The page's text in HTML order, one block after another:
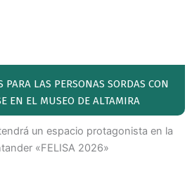
PARA LAS PERSONAS SORDAS CON
EN EL MUSEO DE ALTAMIRA